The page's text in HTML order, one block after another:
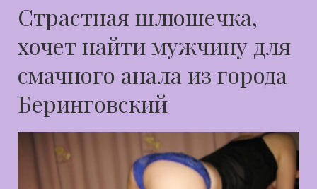
Страстная шлюшечка,
хочет найти мужчину для
смачного анала из города
Беринговский